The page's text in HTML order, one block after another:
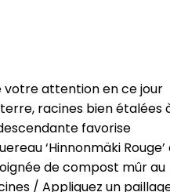
votre attention en ce jour
racines bien étalées
favorise
‘Hinnonmäki Rouge’
de compost mûr au
/ Appliquez un